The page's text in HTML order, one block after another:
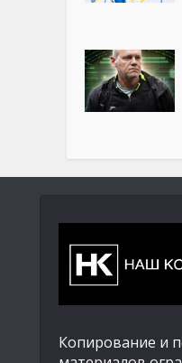
Копирование и